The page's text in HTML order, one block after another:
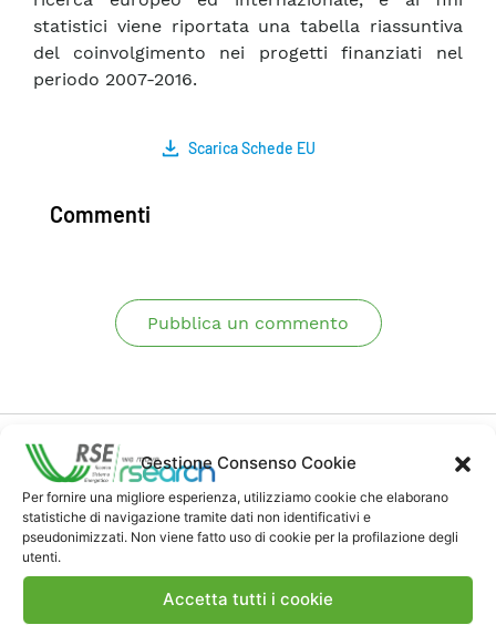
Gestione Consenso Cookie
Per fornire una migliore esperienza, utilizziamo cookie che elaborano
statistiche di navigazione tramite dati non identificativi e
pseudonimizzati. Non viene fatto uso di cookie per la profilazione degli
utenti.
Accetta tutti i cookie
statistici viene riportata una tabella riassuntiva
del coinvolgimento nei progetti finanziati nel
periodo 2007-2016.
Scarica Schede EU
Commenti
Pubblica un commento
Contatti
Note Legali